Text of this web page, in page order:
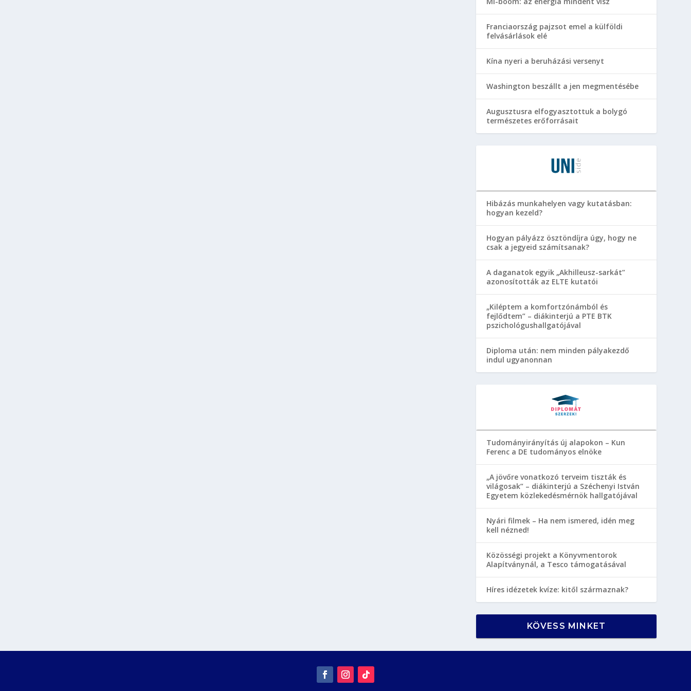
Franciaország pajzsot emel a külföldi
felvásárlások elé
Kína nyeri a beruházási versenyt
Washington beszállt a jen megmentésébe
Augusztusra elfogyasztottuk a bolygó
természetes erőforrásait
Hibázás munkahelyen vagy kutatásban:
hogyan kezeld?
Hogyan pályázz ösztöndíjra úgy, hogy ne
csak a jegyeid számítsanak?
A daganatok egyik „Akhilleusz-sarkát”
azonosították az ELTE kutatói
„Kiléptem a komfortzónámból és
fejlődtem” – diákinterjú a PTE BTK
pszichológushallgatójával
Diploma után: nem minden pályakezdő
indul ugyanonnan
Tudományirányítás új alapokon – Kun
Ferenc a DE tudományos elnöke
„A jövőre vonatkozó terveim tiszták és
világosak” – diákinterjú a Széchenyi István
Egyetem közlekedésmérnök hallgatójával
Nyári filmek – Ha nem ismered, idén meg
kell nézned!
Közösségi projekt a Könyvmentorok
Alapítványnál, a Tesco támogatásával
Híres idézetek kvíze: kitől származnak?
KÖVESS MINKET